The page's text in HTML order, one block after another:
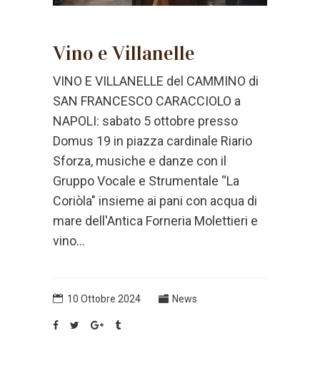
Vino e Villanelle
VINO E VILLANELLE del CAMMINO di
SAN FRANCESCO CARACCIOLO a
NAPOLI: sabato 5 ottobre presso
Domus 19 in piazza cardinale Riario
Sforza, musiche e danze con il
Gruppo Vocale e Strumentale “La
Coriòla" insieme ai pani con acqua di
mare dell'Antica Forneria Molettieri e
vino...
10 Ottobre 2024 News